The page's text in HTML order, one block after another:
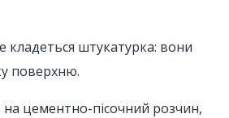
кладеться штукатурка: вони
поверхню.
на цементно-пісочний розчин,